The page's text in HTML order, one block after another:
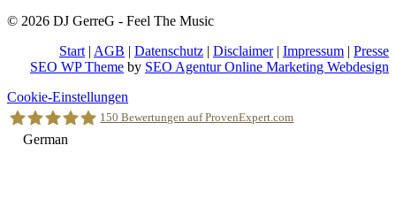
© 2026 DJ GerreG - Feel The Music
Start| AGB | Datenschutz | Disclaimer| Impressum | Presse
SEO WP Theme by SEO Agentur Online Marketing Webdesign
Nach
oben
scrollen
Cookie-Einstellungen
150 Bewertungen auf ProvenExpert.com
German